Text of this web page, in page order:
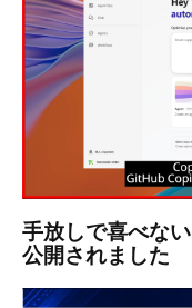
手放しで喜べな
公開されました